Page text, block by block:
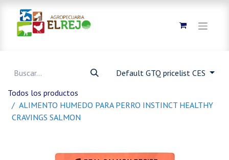
Default GTQ pricelist CES
Todos los productos
ALIMENTO HUMEDO PARA PERRO INSTINCT HEALTHY
CRAVINGS SALMON